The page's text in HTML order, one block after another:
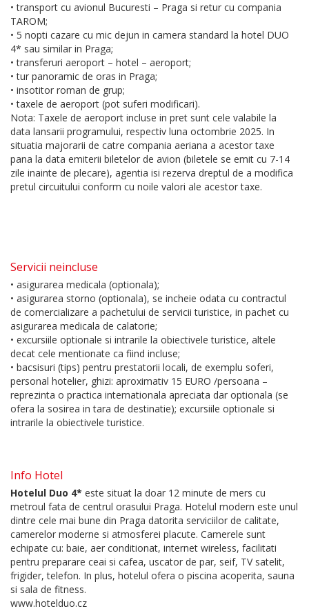
• transport cu avionul Bucuresti – Praga si retur cu compania
TAROM;
• 5 nopti cazare cu mic dejun in camera standard la hotel DUO
4* sau similar in Praga;
• transferuri aeroport – hotel – aeroport;
• tur panoramic de oras in Praga;
• insotitor roman de grup;
• taxele de aeroport (pot suferi modificari).
Nota: Taxele de aeroport incluse in pret sunt cele valabile la
data lansarii programului, respectiv luna octombrie 2025. In
situatia majorarii de catre compania aeriana a acestor taxe
pana la data emiterii biletelor de avion (biletele se emit cu 7-14
zile inainte de plecare), agentia isi rezerva dreptul de a modifica
pretul circuitului conform cu noile valori ale acestor taxe.
Servicii neincluse
• asigurarea medicala (optionala);
• asigurarea storno (optionala), se incheie odata cu contractul
de comercializare a pachetului de servicii turistice, in pachet cu
asigurarea medicala de calatorie;
• excursiile optionale si intrarile la obiectivele turistice, altele
decat cele mentionate ca fiind incluse;
• bacsisuri (tips) pentru prestatorii locali, de exemplu soferi,
personal hotelier, ghizi: aproximativ 15 EURO /persoana –
reprezinta o practica internationala apreciata dar optionala (se
ofera la sosirea in tara de destinatie); excursiile optionale si
intrarile la obiectivele turistice.
Info Hotel
Hotelul Duo 4* este situat la doar 12 minute de mers cu
metroul fata de centrul orasului Praga. Hotelul modern este unul
dintre cele mai bune din Praga datorita serviciilor de calitate,
camerelor moderne si atmosferei placute. Camerele sunt
echipate cu: baie, aer conditionat, internet wireless, facilitati
pentru preparare ceai si cafea, uscator de par, seif, TV satelit,
frigider, telefon. In plus, hotelul ofera o piscina acoperita, sauna
si sala de fitness.
www.hotelduo.cz